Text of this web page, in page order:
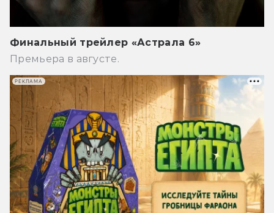
Финальный трейлер «Астрала 6»
Премьера в августе.
РЕКЛАМА